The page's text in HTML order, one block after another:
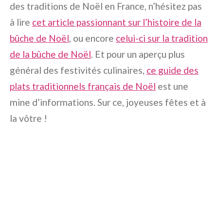
des traditions de Noël en France, n’hésitez pas
à lire cet article passionnant sur l’histoire de la
bûche de Noël, ou encore celui-ci sur la tradition
de la bûche de Noël. Et pour un aperçu plus
général des festivités culinaires, ce guide des
plats traditionnels français de Noël est une
mine d’informations. Sur ce, joyeuses fêtes et à
la vôtre !